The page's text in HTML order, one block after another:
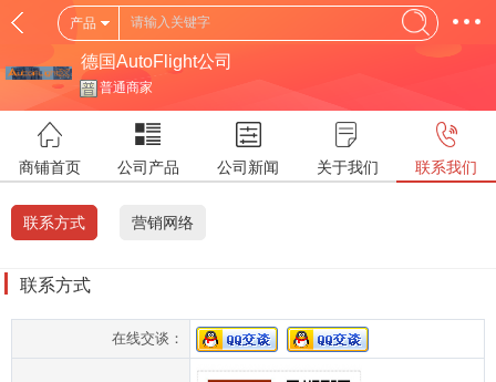
产品
德国AutoFlight公司
普通商家
商铺首页 公司产品 公司新闻 关于我们 联系我们
联系方式 营销网络
联系方式
在线交谈：